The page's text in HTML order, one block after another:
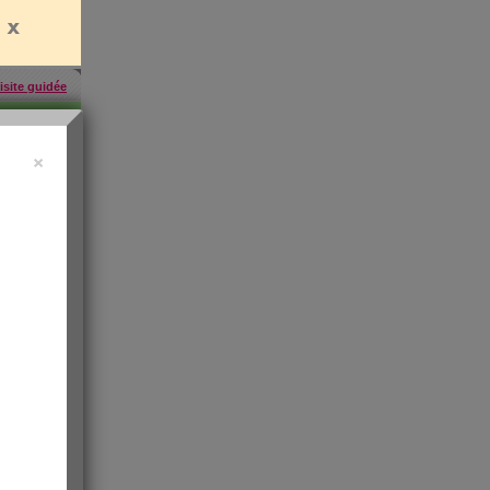
guidée
inscrites
infos
×